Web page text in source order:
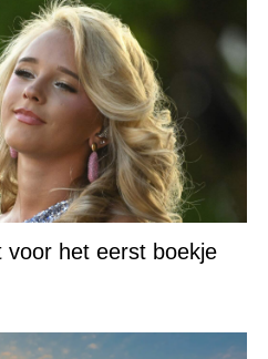
voor het eerst boekje